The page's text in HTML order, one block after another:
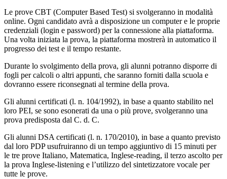
Le prove CBT (Computer Based Test) si svolgeranno in modalità
online. Ogni candidato avrà a disposizione un computer e le proprie
credenziali (login e password) per la connessione alla piattaforma.
Una volta iniziata la prova, la piattaforma mostrerà in automatico il
progresso dei test e il tempo restante.
Durante lo svolgimento della prova, gli alunni potranno disporre di
fogli per calcoli o altri appunti, che saranno forniti dalla scuola e
dovranno essere riconsegnati al termine della prova.
Gli alunni certificati (l. n. 104/1992), in base a quanto stabilito nel
loro PEI, se sono esonerati da una o più prove, svolgeranno una
prova predisposta dal C. d. C.
Gli alunni DSA certificati (l. n. 170/2010), in base a quanto previsto
dal loro PDP usufruiranno di un tempo aggiuntivo di 15 minuti per
le tre prove Italiano, Matematica, Inglese-reading, il terzo ascolto per
la prova Inglese-listening e l’utilizzo del sintetizzatore vocale per
tutte le prove.